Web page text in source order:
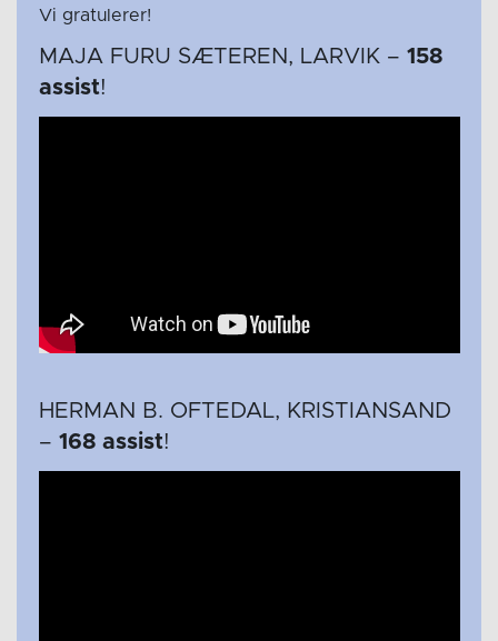
Vi gratulerer!
MAJA FURU SÆTEREN, LARVIK – 158
assist!
HERMAN B. OFTEDAL, KRISTIANSAND
– 168 assist!